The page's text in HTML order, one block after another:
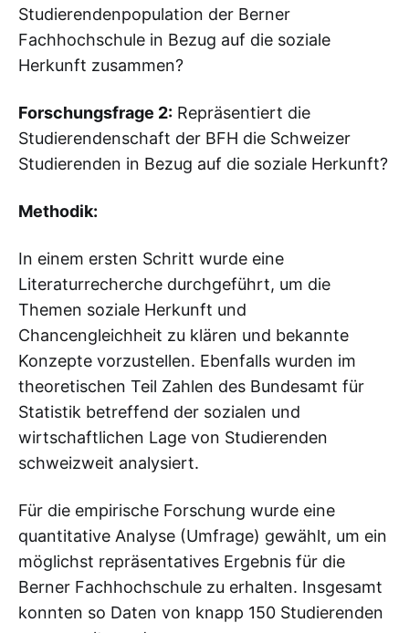
Studierendenpopulation der Berner
Fachhochschule in Bezug auf die soziale
Herkunft zusammen?
Forschungsfrage 2: Repräsentiert die
Studierendenschaft der BFH die Schweizer
Studierenden in Bezug auf die soziale Herkunft?
Methodik:
In einem ersten Schritt wurde eine
Literaturrecherche durchgeführt, um die
Themen soziale Herkunft und
Chancengleichheit zu klären und bekannte
Konzepte vorzustellen. Ebenfalls wurden im
theoretischen Teil Zahlen des Bundesamt für
Statistik betreffend der sozialen und
wirtschaftlichen Lage von Studierenden
schweizweit analysiert.
Für die empirische Forschung wurde eine
quantitative Analyse (Umfrage) gewählt, um ein
möglichst repräsentatives Ergebnis für die
Berner Fachhochschule zu erhalten. Insgesamt
konnten so Daten von knapp 150 Studierenden